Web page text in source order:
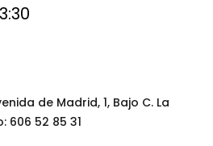
de Madrid, 1, Bajo C. La
606 52 85 31